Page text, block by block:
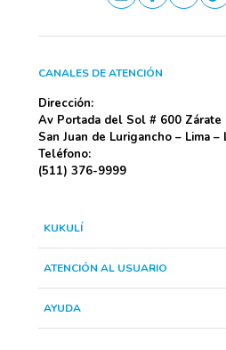
CANALES DE ATENCIÓN
Dirección:
Av Portada del Sol # 600 Zárate
San Juan de Lurigancho – Lima –
Teléfono:
(511) 376-9999
KUKULÍ
ATENCIÓN AL USUARIO
AYUDA